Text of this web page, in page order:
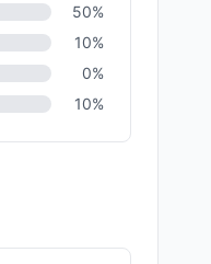
50%
10%
0%
10%